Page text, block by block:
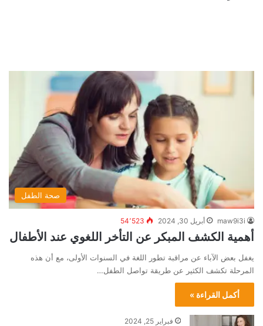
صحة الطفل
maw9i3i أبريل 30, 2024 54٬523
أهمية الكشف المبكر عن التأخر اللغوي عند الأطفال
يغفل بعض الآباء عن مراقبة تطور اللغة في السنوات الأولى، مع أن هذه
المرحلة تكشف الكثير عن طريقة تواصل الطفل…
أكمل القراءة »
فبراير 25, 2024